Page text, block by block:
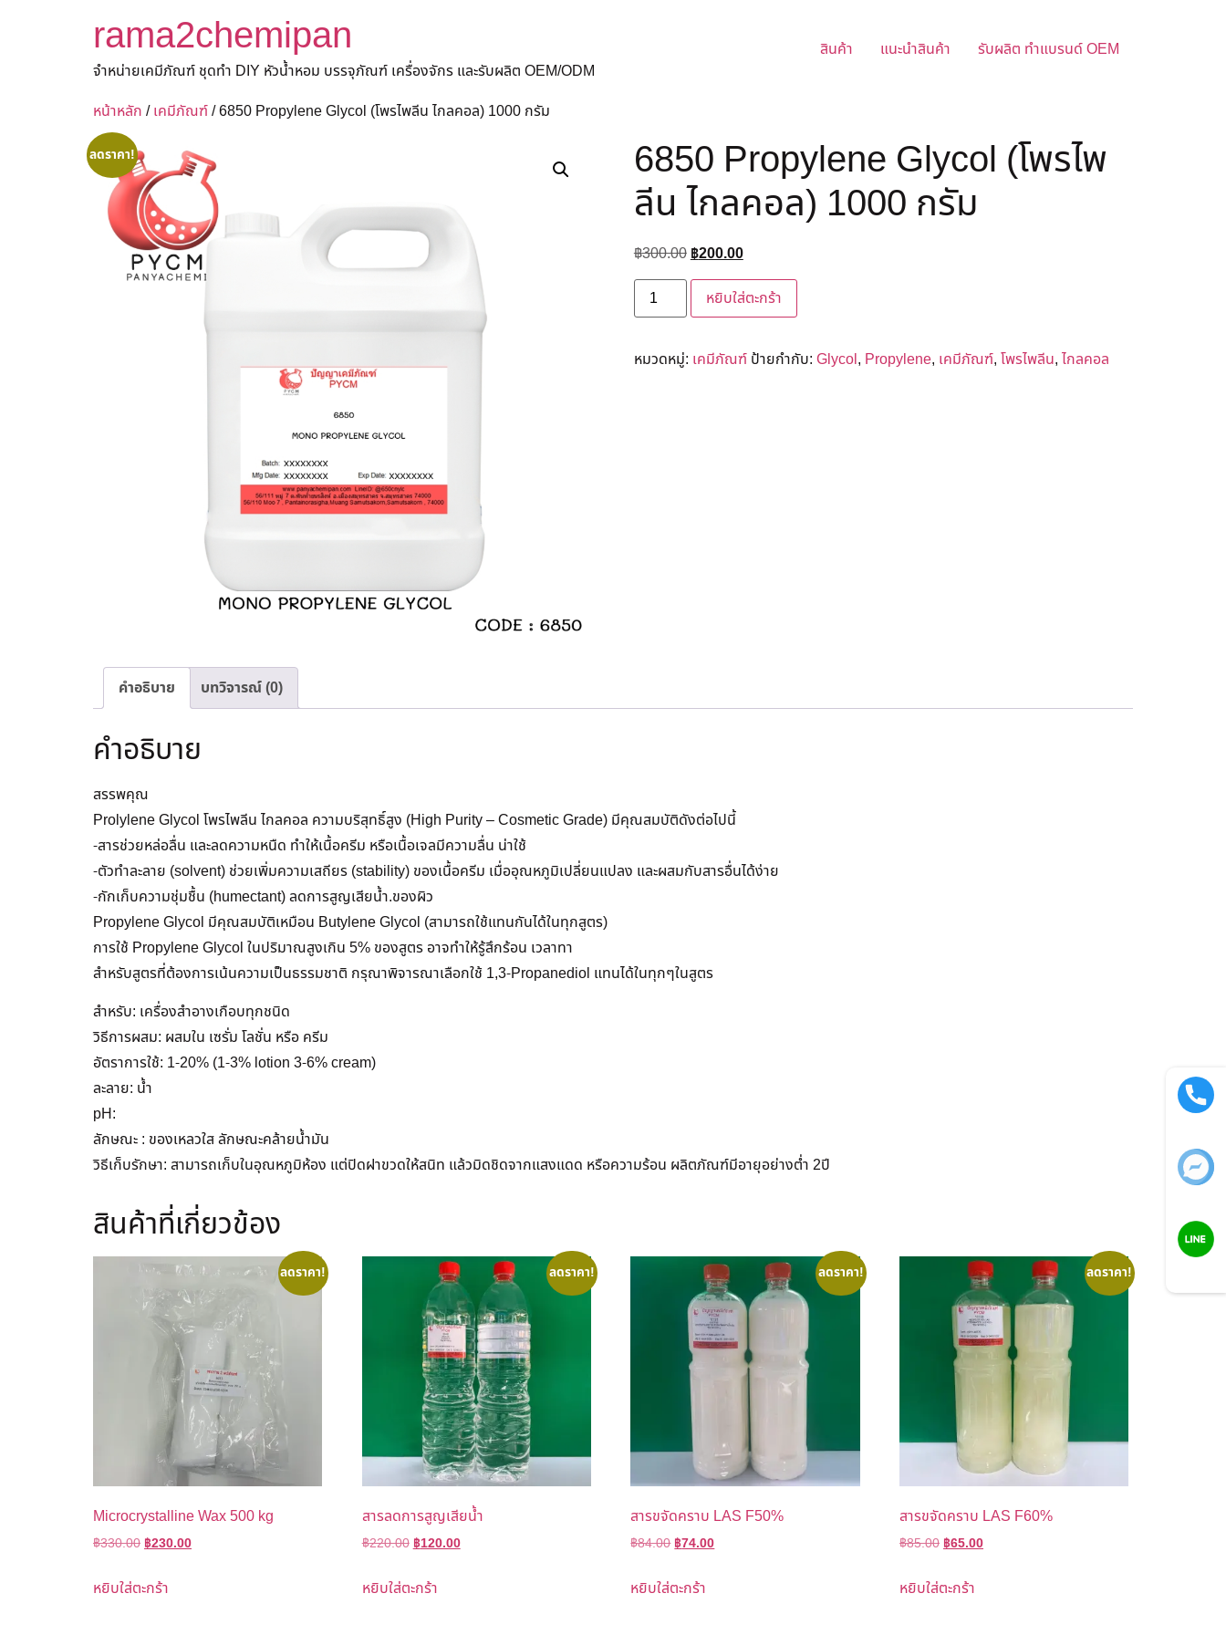
rama2chemipan
จำหน่ายเคมีภัณฑ์ ชุดทำ DIY หัวน้ำหอม บรรจุภัณฑ์ เครื่องจักร และรับผลิต OEM/ODM
สินค้า แนะนำสินค้า รับผลิต ทำแบรนด์ OEM
หน้าหลัก /เคมีภัณฑ์/ 6850 Propylene Glycol (โพรไพลีน ไกลคอล) 1000 กรัม
ลดราคา!
6850 Propylene Glycol (โพรไพ
ลีน ไกลคอล) 1000 กรัม
฿300.00฿200.00
หยิบใส่ตะกร้า
หมวดหมู่: เคมีภัณฑ์ ป้ายกำกับ: Glycol, Propylene, เคมีภัณฑ์, โพรไพลีน, ไกลคอล
คำอธิบาย บทวิจารณ์ (0)
คำอธิบาย
สรรพคุณ
Prolylene Glycol โพรไพลีน ไกลคอล ความบริสุทธิ์สูง (High Purity – Cosmetic Grade) มีคุณสมบัติดังต่อไปนี้
-สารช่วยหล่อลื่น และลดความหนืด ทำให้เนื้อครีม หรือเนื้อเจลมีความลื่น น่าใช้
-ตัวทำละลาย (solvent) ช่วยเพิ่มความเสถียร (stability) ของเนื้อครีม เมื่ออุณหภูมิเปลี่ยนแปลง และผสมกับสารอื่นได้ง่าย
-กักเก็บความชุ่มชื้น (humectant) ลดการสูญเสียน้ำ.ของผิว
Propylene Glycol มีคุณสมบัติเหมือน Butylene Glycol (สามารถใช้แทนกันได้ในทุกสูตร)
การใช้ Propylene Glycol ในปริมาณสูงเกิน 5% ของสูตร อาจทำให้รู้สึกร้อน เวลาทา
สำหรับสูตรที่ต้องการเน้นความเป็นธรรมชาติ กรุณาพิจารณาเลือกใช้ 1,3-Propanediol แทนได้ในทุกๆในสูตร
สำหรับ: เครื่องสำอางเกือบทุกชนิด
วิธีการผสม: ผสมใน เซรั่ม โลชั่น หรือ ครีม
อัตราการใช้: 1-20% (1-3% lotion 3-6% cream)
ละลาย: น้ำ
pH:
ลักษณะ : ของเหลวใส ลักษณะคล้ายน้ำมัน
วิธีเก็บรักษา: สามารถเก็บในอุณหภูมิห้อง แต่ปิดฝาขวดให้สนิท แล้วมิดชิดจากแสงแดด หรือความร้อน ผลิตภัณฑ์มีอายุอย่างต่ำ 2ปี
สินค้าที่เกี่ยวข้อง
ลดราคา!
Microcrystalline Wax 500 kg
฿330.00 ฿230.00
หยิบใส่ตะกร้า
ลดราคา!
สารลดการสูญเสียน้ำ
฿220.00 ฿120.00
หยิบใส่ตะกร้า
ลดราคา!
สารขจัดคราบ LAS F50%
฿84.00 ฿74.00
หยิบใส่ตะกร้า
ลดราคา!
สารขจัดคราบ LAS F60%
฿85.00 ฿65.00
หยิบใส่ตะกร้า